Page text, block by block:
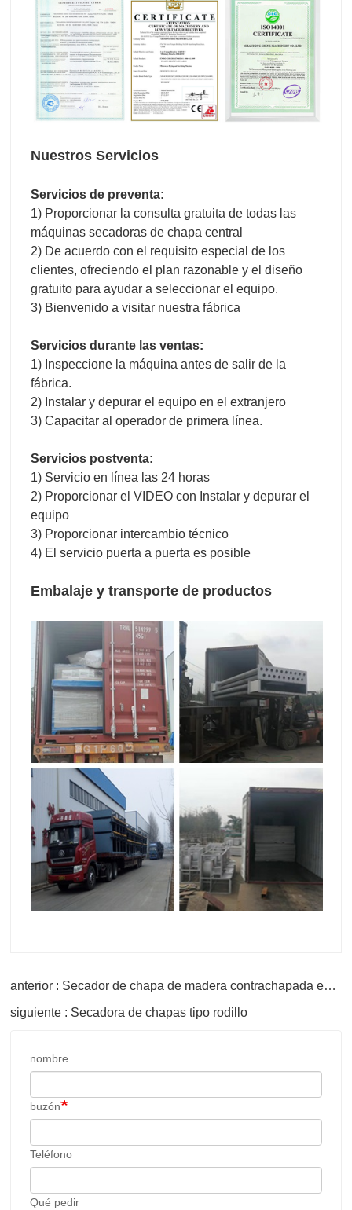
Nuestros Servicios
Servicios de preventa:
1) Proporcionar la consulta gratuita de todas las
máquinas secadoras de chapa central
2) De acuerdo con el requisito especial de los
clientes, ofreciendo el plan razonable y el diseño
gratuito para ayudar a seleccionar el equipo.
3) Bienvenido a visitar nuestra fábrica
Servicios durante las ventas:
1) Inspeccione la máquina antes de salir de la
fábrica.
2) Instalar y depurar el equipo en el extranjero
3) Capacitar al operador de primera línea.
Servicios postventa:
1) Servicio en línea las 24 horas
2) Proporcionar el VIDEO con Instalar y depurar el
equipo
3) Proporcionar intercambio técnico
4) El servicio puerta a puerta es posible
Embalaje y transporte de productos
anterior : Secador de chapa de madera contrachapada enrollable
siguiente : Secadora de chapas tipo rodillo
nombre
buzón
Teléfono
Qué pedir